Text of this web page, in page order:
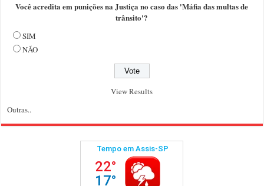
Você acredita em punições na Justiça no caso das 'Máfia das multas de
trânsito'?
SIM
NÃO
View Results
Outras..